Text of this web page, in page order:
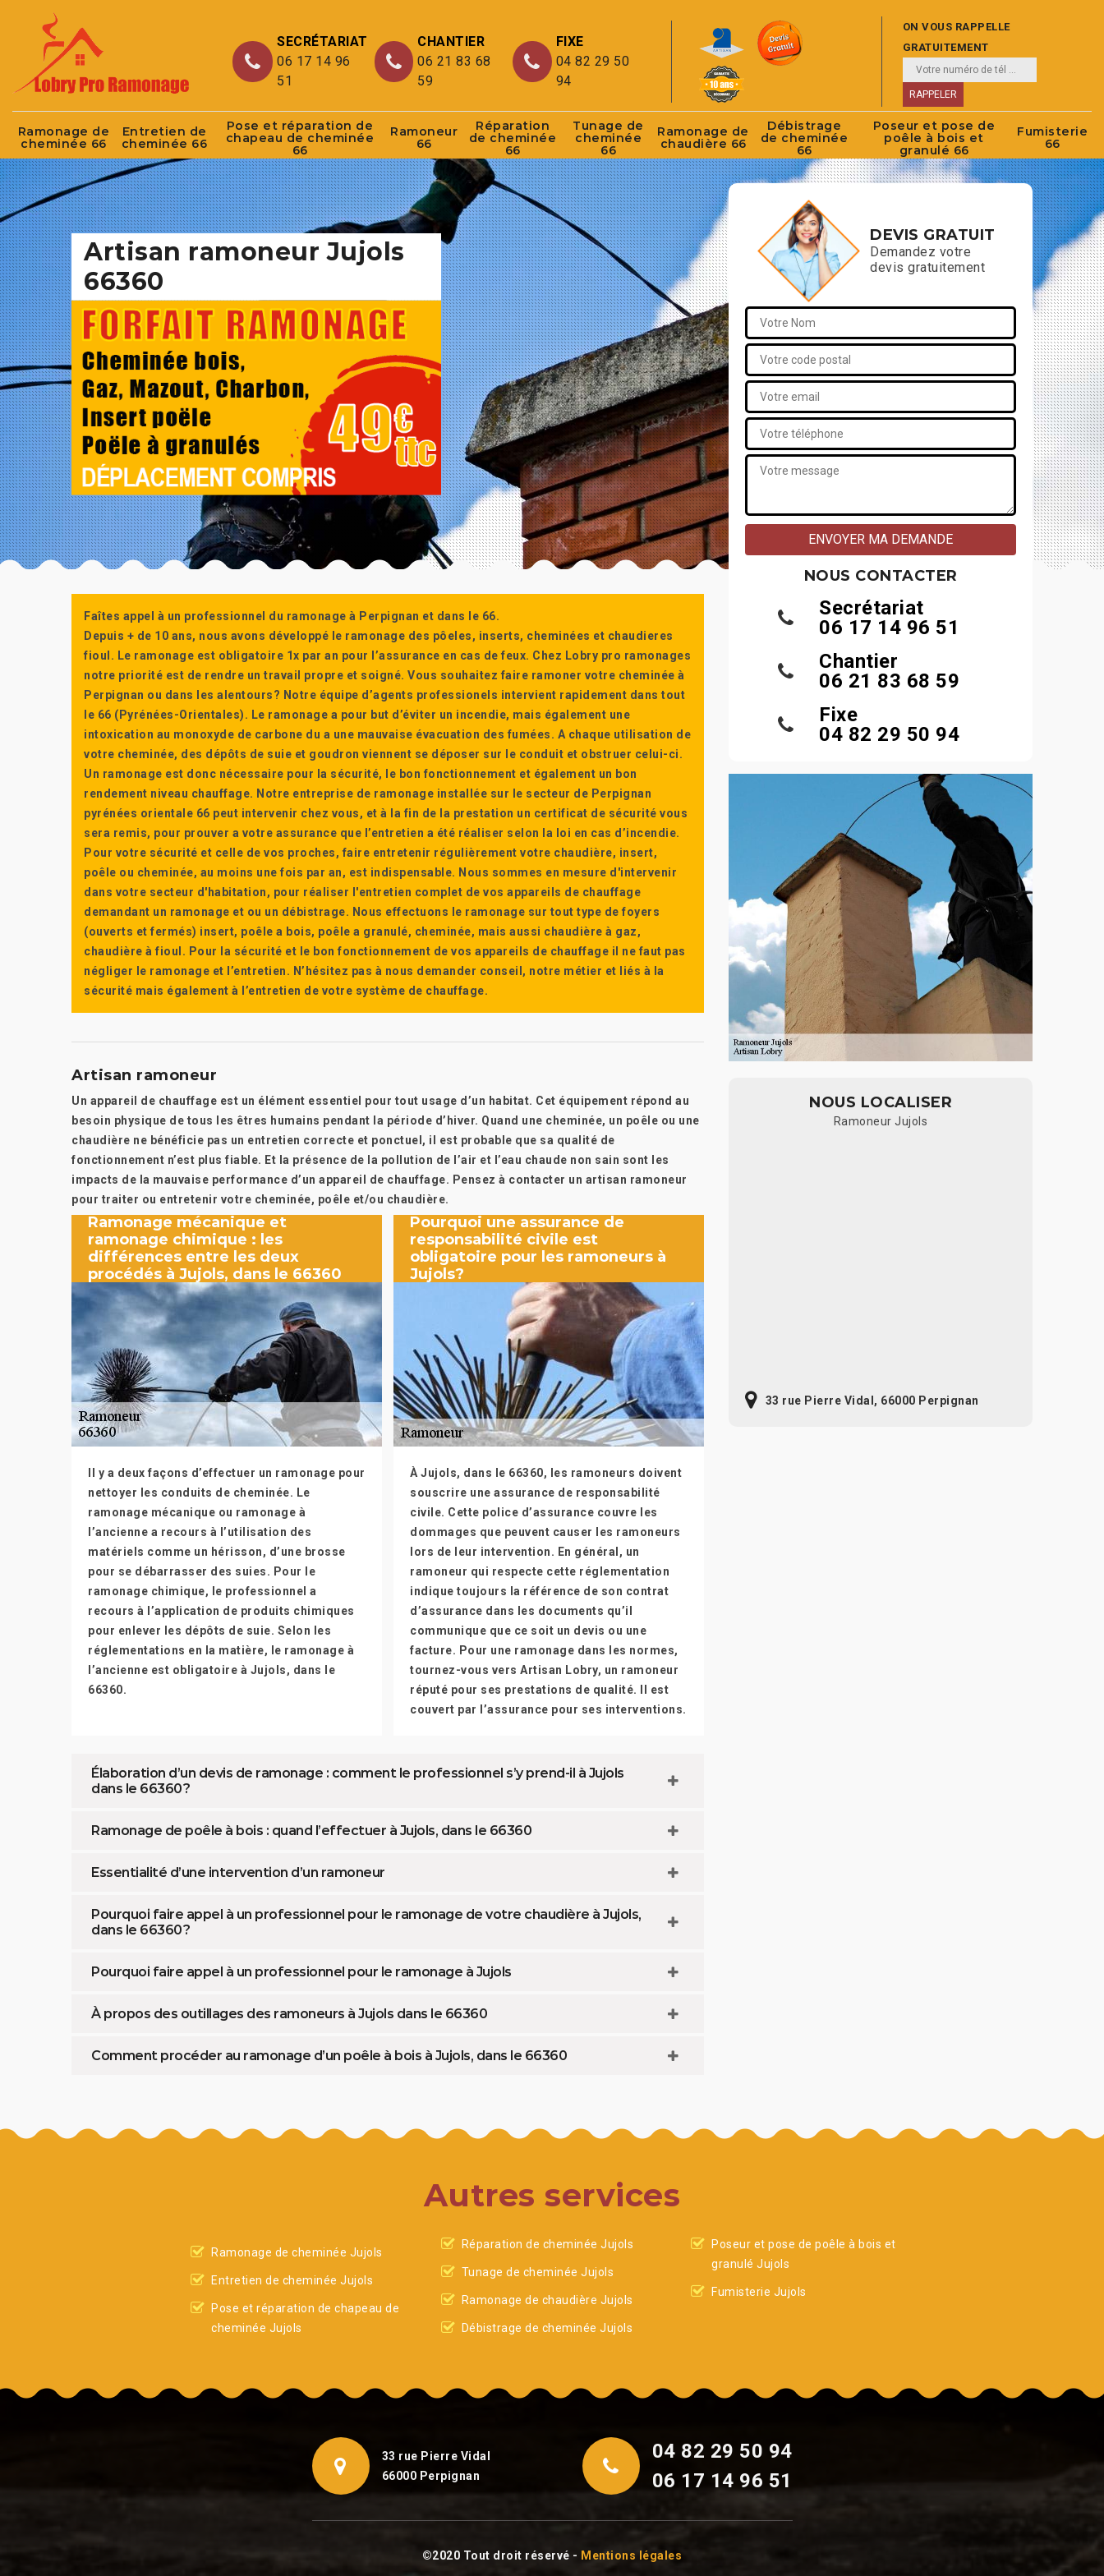
SECRÉTARIAT
06 17 14 96
51
CHANTIER
06 21 83 68
59
FIXE
04 82 29 50
94
ON VOUS RAPPELLE
GRATUITEMENT
Ramonage de
cheminée 66
Entretien de
cheminée 66
Pose et réparation de
chapeau de cheminée
66
Ramoneur
66
Réparation
de cheminée
66
Tunage de
cheminée
66
Ramonage de
chaudière 66
Débistrage
de cheminée
66
Poseur et pose de
poêle à bois et
granulé 66
Fumisterie
66
Artisan ramoneur Jujols
66360
Faîtes appel à un professionnel du ramonage à Perpignan et dans le 66.
Depuis + de 10 ans, nous avons développé le ramonage des pôeles, inserts, cheminées et chaudieres
fioul. Le ramonage est obligatoire 1x par an pour l’assurance en cas de feux. Chez Lobry pro ramonages
notre priorité est de rendre un travail propre et soigné. Vous souhaitez faire ramoner votre cheminée à
Perpignan ou dans les alentours? Notre équipe d’agents professionels intervient rapidement dans tout
le 66 (Pyrénées-Orientales). Le ramonage a pour but d’éviter un incendie, mais également une
intoxication au monoxyde de carbone du a une mauvaise évacuation des fumées. A chaque utilisation de
votre cheminée, des dépôts de suie et goudron viennent se déposer sur le conduit et obstruer celui-ci.
Un ramonage est donc nécessaire pour la sécurité, le bon fonctionnement et également un bon
rendement niveau chauffage. Notre entreprise de ramonage installée sur le secteur de Perpignan
pyrénées orientale 66 peut intervenir chez vous, et à la fin de la prestation un certificat de sécurité vous
sera remis, pour prouver a votre assurance que l’entretien a été réaliser selon la loi en cas d’incendie.
Pour votre sécurité et celle de vos proches, faire entretenir régulièrement votre chaudière, insert,
poêle ou cheminée, au moins une fois par an, est indispensable. Nous sommes en mesure d'intervenir
dans votre secteur d'habitation, pour réaliser l'entretien complet de vos appareils de chauffage
demandant un ramonage et ou un débistrage. Nous effectuons le ramonage sur tout type de foyers
(ouverts et fermés) insert, poêle a bois, poêle a granulé, cheminée, mais aussi chaudière à gaz,
chaudière à fioul. Pour la sécurité et le bon fonctionnement de vos appareils de chauffage il ne faut pas
négliger le ramonage et l’entretien. N’hésitez pas à nous demander conseil, notre métier et liés à la
sécurité mais également à l’entretien de votre système de chauffage.
Artisan ramoneur
Un appareil de chauffage est un élément essentiel pour tout usage d’un habitat. Cet équipement répond au
besoin physique de tous les êtres humains pendant la période d’hiver. Quand une cheminée, un poêle ou une
chaudière ne bénéficie pas un entretien correcte et ponctuel, il est probable que sa qualité de
fonctionnement n’est plus fiable. Et la présence de la pollution de l’air et l’eau chaude non sain sont les
impacts de la mauvaise performance d’un appareil de chauffage. Pensez à contacter un artisan ramoneur
pour traiter ou entretenir votre cheminée, poêle et/ou chaudière.
Ramonage mécanique et
ramonage chimique : les
différences entre les deux
procédés à Jujols, dans le 66360
Il y a deux façons d’effectuer un ramonage pour
nettoyer les conduits de cheminée. Le
ramonage mécanique ou ramonage à
l’ancienne a recours à l’utilisation des
matériels comme un hérisson, d’une brosse
pour se débarrasser des suies. Pour le
ramonage chimique, le professionnel a
recours à l’application de produits chimiques
pour enlever les dépôts de suie. Selon les
réglementations en la matière, le ramonage à
l’ancienne est obligatoire à Jujols, dans le
66360.
Pourquoi une assurance de
responsabilité civile est
obligatoire pour les ramoneurs à
Jujols?
À Jujols, dans le 66360, les ramoneurs doivent
souscrire une assurance de responsabilité
civile. Cette police d’assurance couvre les
dommages que peuvent causer les ramoneurs
lors de leur intervention. En général, un
ramoneur qui respecte cette réglementation
indique toujours la référence de son contrat
d’assurance dans les documents qu’il
communique que ce soit un devis ou une
facture. Pour une ramonage dans les normes,
tournez-vous vers Artisan Lobry, un ramoneur
réputé pour ses prestations de qualité. Il est
couvert par l’assurance pour ses interventions.
Élaboration d’un devis de ramonage : comment le professionnel s’y prend-il à Jujols
dans le 66360 ?
Ramonage de poêle à bois : quand l’effectuer à Jujols, dans le 66360
Essentialité d’une intervention d’un ramoneur
Pourquoi faire appel à un professionnel pour le ramonage de votre chaudière à Jujols,
dans le 66360 ?
Pourquoi faire appel à un professionnel pour le ramonage à Jujols
À propos des outillages des ramoneurs à Jujols dans le 66360
Comment procéder au ramonage d’un poêle à bois à Jujols, dans le 66360
DEVIS GRATUIT
Demandez votre
devis gratuitement
NOUS CONTACTER
Secrétariat
06 17 14 96 51
Chantier
06 21 83 68 59
Fixe
04 82 29 50 94
NOUS LOCALISER
Ramoneur Jujols
33 rue Pierre Vidal, 66000 Perpignan
Autres services
Ramonage de cheminée Jujols
Entretien de cheminée Jujols
Pose et réparation de chapeau de
cheminée Jujols
Réparation de cheminée Jujols
Tunage de cheminée Jujols
Ramonage de chaudière Jujols
Débistrage de cheminée Jujols
Poseur et pose de poêle à bois et
granulé Jujols
Fumisterie Jujols
33 rue Pierre Vidal
66000 Perpignan
04 82 29 50 94
06 17 14 96 51
©2020 Tout droit réservé - Mentions légales